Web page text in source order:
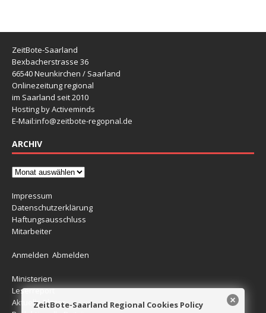
ZeitBote-Saarland
Bexbacherstrasse 36
66540 Neunkirchen / Saarland
Onlinezeitung regional
im Saarland seit 2010
Hosting by Activeminds
E-Mail:info@zeitbote-regopnal.de
ARCHIV
Impressum
Datenschutzerklärung
Haftungsausschluss
Mitarbeiter
Anmelden Abmelden
Ministerien
Leserreport
Aktuelle Blitzer
ZeitBote-Saarland Regional Cookies Policy